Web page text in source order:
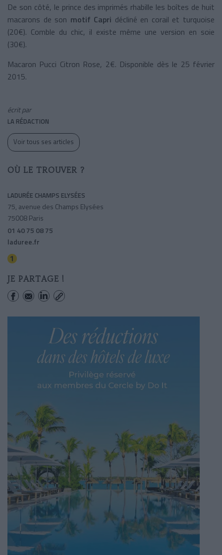
De son côté, le prince des imprimés rhabille les boîtes de huit
macarons de son motif Capri décliné en corail et turquoise
(20€). Comble du chic, il existe même une version en soie
(30€).
Macaron Pucci Citron Rose, 2€. Disponible dès le 25 février
2015.
écrit par
LA RÉDACTION
Voir tous ses articles
OÙ LE TROUVER ?
LADURÉE CHAMPS ELYSÉES
75, avenue des Champs Elysées
75008 Paris
01 40 75 08 75
laduree.fr
JE PARTAGE !